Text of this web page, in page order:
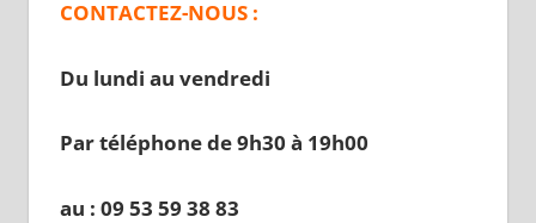
CONTACTEZ-NOUS :
Du lundi au vendredi
Par téléphone de 9h30 à 19h00
au : 09 53 59 38 83